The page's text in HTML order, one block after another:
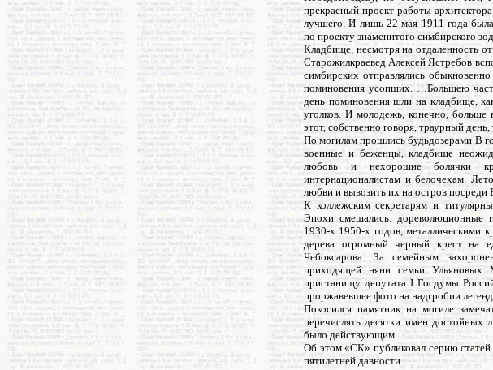
прекрасный проект работы
лучшего. И лишь 22 мая 1911 года была
по проекту знаменитого симбирского
Кладбище, несмотря на отдаленность
Старожилкраевед Алексей Ястребов
симбирских отправлялись
поминовения усопших. …Большею
день поминовения шли на кладбище,
уголков. И молодежь, конечно,
этот, собственно говоря, траурный
По могилам прошлись будьдозерами В
военные и беженцы, кладбище
любовь и нехорошие болячки
интернационалистам и белочехам.
любви и вывозить их на остров посреди
К коллежским секретарям и
Эпохи смешались: дореволюционные
1930-х 1950-х годов, металлическими
дерева огромный черный крест на
Чебоксарова. За семейным
приходящей няни семьи
пристанищу депутата I Госдумы
проржавевшее фото на надгробии
Покосился памятник на могиле
перечислять десятки имен достойных
было действующим.
Об этом «СК» публиковал серию
пятилетней давности.